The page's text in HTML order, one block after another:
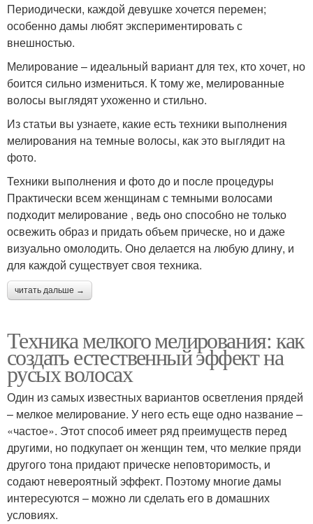
Периодически, каждой девушке хочется перемен;
особенно дамы любят экспериментировать с
внешностью.
Мелирование – идеальный вариант для тех, кто хочет, но
боится сильно измениться. К тому же, мелированные
волосы выглядят ухоженно и стильно.
Из статьи вы узнаете, какие есть техники выполнения
мелирования на темные волосы, как это выглядит на
фото.
Техники выполнения и фото до и после процедуры
Практически всем женщинам с темными волосами
подходит мелирование , ведь оно способно не только
освежить образ и придать объем прическе, но и даже
визуально омолодить. Оно делается на любую длину, и
для каждой существует своя техника.
читать дальше →
Техника мелкого мелирования: как
создать естественный эффект на
русых волосах
Один из самых известных вариантов осветления прядей
– мелкое мелирование. У него есть еще одно название –
«частое». Этот способ имеет ряд преимуществ перед
другими, но подкупает он женщин тем, что мелкие пряди
другого тона придают прическе неповторимость, и
содают невероятный эффект. Поэтому многие дамы
интересуются – можно ли сделать его в домашних
условиях.